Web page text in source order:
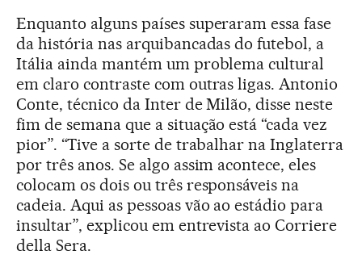
Enquanto alguns países superaram essa fase
da história nas arquibancadas do futebol, a
Itália ainda mantém um problema cultural
em claro contraste com outras ligas. Antonio
Conte, técnico da Inter de Milão, disse neste
fim de semana que a situação está “cada vez
pior”. “Tive a sorte de trabalhar na Inglaterra
por três anos. Se algo assim acontece, eles
colocam os dois ou três responsáveis na
cadeia. Aqui as pessoas vão ao estádio para
insultar”, explicou em entrevista ao Corriere
della Sera.